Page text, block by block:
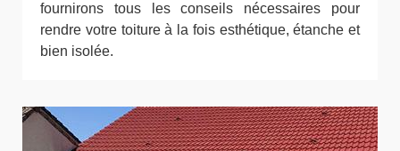
fournirons tous les conseils nécessaires pour
rendre votre toiture à la fois esthétique, étanche et
bien isolée.